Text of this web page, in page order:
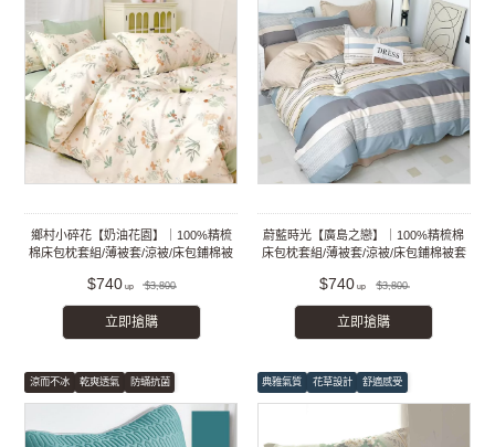
鄉村小碎花【奶油花園】｜100%精梳
棉床包枕套組/薄被套/涼被/床包鋪棉被
$740 $3,800
立即搶購
蔚藍時光【廣島之戀】｜100%精梳棉
床包枕套組/薄被套/涼被/床包鋪棉被套
$740 $3,800
立即搶購
涼而不冰 乾爽透氣 防蟎抗菌 典雅氣質 花草設計 舒適感受